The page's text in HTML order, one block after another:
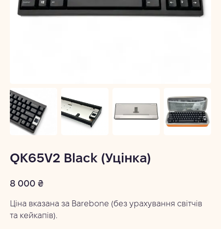
QK65V2 Black (Уцінка)
8 000 ₴
Ціна вказана за Barebone (без урахування світчів
та кейкапів).